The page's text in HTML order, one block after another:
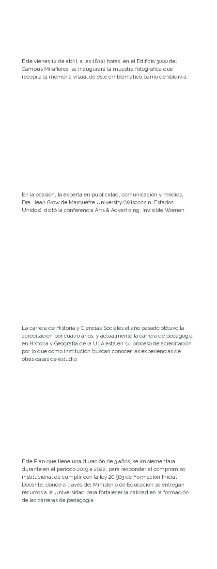
Este vienes 12 de abril, a las 18:00 horas, en el Edificio 3000 del
Campus Miraflores, se inaugurará la muestra fotográfica que
recopila la memoria visual de este emblemático barrio de Valdivia.
En la ocasión, la experta en publicidad, comunicación y medios,
Dra. Jean Grow de Marquette University (Wisconsin, Estados
Unidos), dictó la conferencia Arts & Advertising: Invisible Women.
La carrera de Historia y Ciencias Sociales el año pasado obtuvo la
acreditación por cuatro años, y actualmente la carrera de pedagogía
en Historia y Geografía de la ULA está en su proceso de acreditación
por lo que como institución buscan conocer las experiencias de
otras casas de estudio.
Este Plan que tiene una duración de 3 años, se implementará
durante en el período 2019 a 2022, para responder al compromiso
institucional de cumplir con la ley 20.903 de Formación Inicial
Docente, donde a través del Ministerio de Educación se entregan
recursos a la Universidad para fortalecer la calidad en la formación
de las carreras de pedagogía.